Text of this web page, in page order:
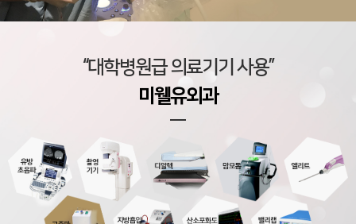
“대학병원급 의료기기 사용”
미웰유외과